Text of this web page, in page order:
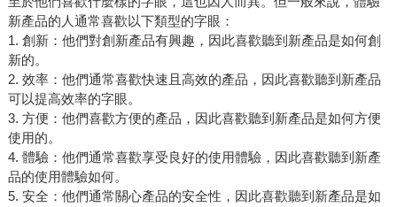
新產品的人通常喜歡以下類型的字眼：
1. 創新：他們對創新產品有興趣，因此喜歡聽到新產品是如何創
新的。
2. 效率：他們通常喜歡快速且高效的產品，因此喜歡聽到新產品
可以提高效率的字眼。
3. 方便：他們喜歡方便的產品，因此喜歡聽到新產品是如何方便
使用的。
4. 體驗：他們通常喜歡享受良好的使用體驗，因此喜歡聽到新產
品的使用體驗如何。
5. 安全：他們通常關心產品的安全性，因此喜歡聽到新產品是如